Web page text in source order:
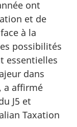
ont
et de
à la
possibilités
essentielles
dans
a affirmé
J5 et
Taxation